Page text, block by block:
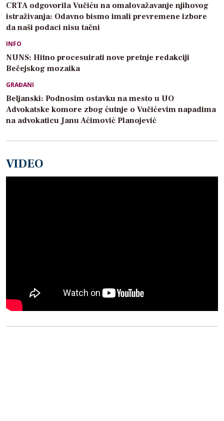
CRTA odgovorila Vučiću na omalovažavanje njihovog
istraživanja: Odavno bismo imali prevremene izbore
da naši podaci nisu tačni
INFO
NUNS: Hitno procesuirati nove pretnje redakciji
Bečejskog mozaika
GRAĐANI
Beljanski: Podnosim ostavku na mesto u UO
Advokatske komore zbog ćutnje o Vučićevim napadima
na advokaticu Janu Aćimović Planojević
VIDEO